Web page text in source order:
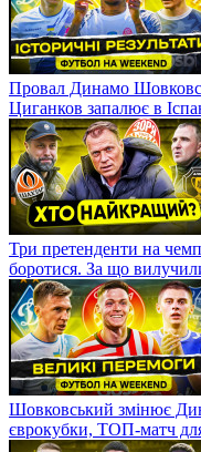
Провал Динамо
Циганков запалює в
Три претенденти на
боротися. За що
Шовковський змінює
єврокубки, ТОП-матч